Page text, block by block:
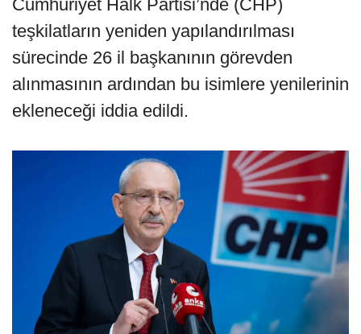
Cumhuriyet Halk Partisi’nde (CHP)
teşkilatların yeniden yapılandırılması
sürecinde 26 il başkanının görevden
alınmasının ardından bu isimlere yenilerinin
ekleneceği iddia edildi.